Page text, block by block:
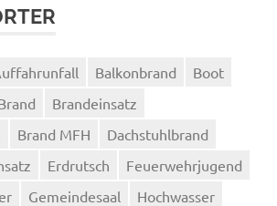
Balkonbrand
Boot
Brandeinsatz
Brand MFH
Dachstuhlbrand
Erdrutsch
Feuerwehrjugend
Gemeindesaal
Hochwasser